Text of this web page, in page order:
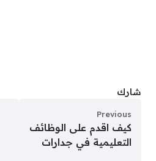
شارك
Previous
كيف اقدم على الوظائف
التعليمية في جدارات